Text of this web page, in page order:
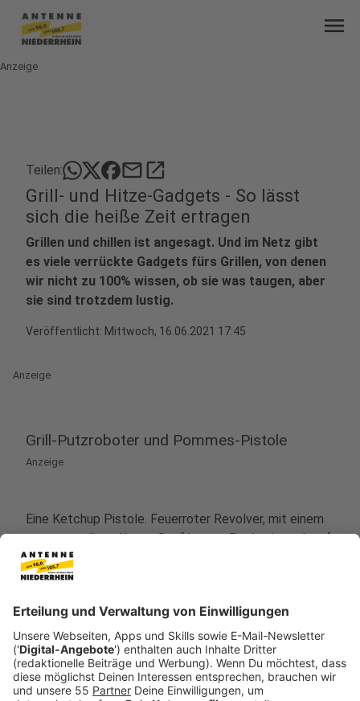
menu
Anzeige
Teilen: mailopen_in_new
Grill- und Hitze-Gadgets - So lässt
sich die heiße Zeit ertragen
Grillen und chillen ist angesagt. Und im Netz gibt
es viele verrückte Gadgets fürs Grillen, von denen
wir nicht zu 100% wissen, ob sie was taugen, aber
sie sind trotzdem lustig.
Veröffentlicht: Mittwoch, 16.06.2021 17:45
Anzeige
Grill-Putzroboter und Pommes-Pistole
Anzeige
Eine Ketchup Pistole. Feuerroter Revolver, mit einem
pommesgelben Abzug. Senf kannst Du damit auch auf
deine Pommes schießen. Senf oder Ketchup in eine
Kartusche füllen, in den Revolver laden und abdrücken.
Partygag. Die Pistole soll etwa 17 Euro kosten.
Zum Saubermachen. Im Netz gibt es einen
Putzroboter für den Grillrost gefunden. nach dem
Grillen soll der Roboter automatisch mit Bürsten über